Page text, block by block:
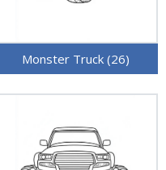
Monster Truck (26)